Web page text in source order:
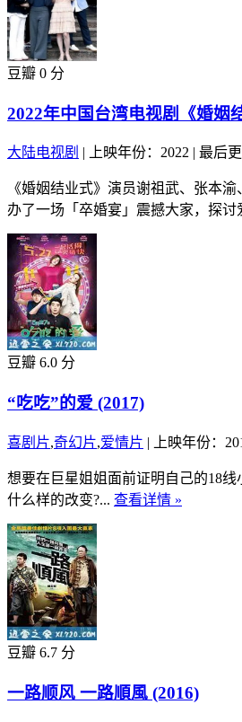
豆瓣 0 分
2022年中国台湾电视剧《婚姻
大陆电视剧 | 上映年份：2022 | 最后
《婚姻结业式》演员谢祖武、张本
办了一场「卒婚宴」震撼大家，探
豆瓣 6.0 分
“吃吃”的爱 (2017)
喜剧片,奇幻片,爱情片 | 上映年份：
想要在巨星姐姐面前证明自己的18
什么样的改变?... 查看详情 »
豆瓣 6.7 分
一路顺风 一路順風 (2016)